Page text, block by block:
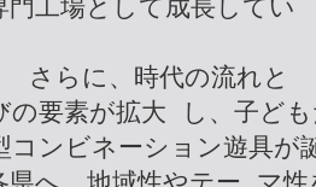
門工場として成長してい
さらに、時代の流れと
の要素が拡大 し、子ど
コンビネーション遊具が